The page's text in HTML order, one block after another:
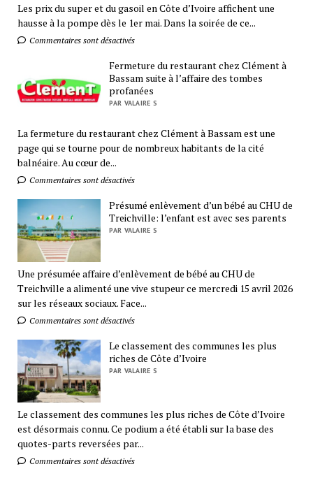
Les prix du super et du gasoil en Côte d’Ivoire affichent une
hausse à la pompe dès le 1er mai. Dans la soirée de ce...
Commentaires sont désactivés
Fermeture du restaurant chez Clément à
Bassam suite à l’affaire des tombes
profanées
PAR VALAIRE S
La fermeture du restaurant chez Clément à Bassam est une
page qui se tourne pour de nombreux habitants de la cité
balnéaire. Au cœur de...
Commentaires sont désactivés
Présumé enlèvement d’un bébé au CHU de
Treichville: l’enfant est avec ses parents
PAR VALAIRE S
Une présumée affaire d’enlèvement de bébé au CHU de
Treichville a alimenté une vive stupeur ce mercredi 15 avril 2026
sur les réseaux sociaux. Face...
Commentaires sont désactivés
Le classement des communes les plus
riches de Côte d’Ivoire
PAR VALAIRE S
Le classement des communes les plus riches de Côte d’Ivoire
est désormais connu. Ce podium a été établi sur la base des
quotes-parts reversées par...
Commentaires sont désactivés